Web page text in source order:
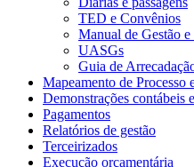
TED e Convênios
Manual de Gestão
UASGs
Guia de
Mapeamento de Processo
Demonstrações contábeis
Pagamentos
Relatórios de gestão
Terceirizados
Execução orçamentária